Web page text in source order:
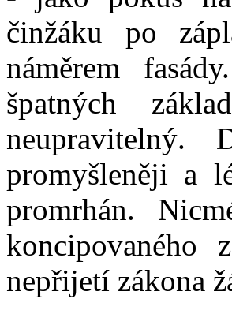
činžáku po
náměrem
špatných
promyšleněji a
promrhán.
koncipovaného
nepřijetí zákona